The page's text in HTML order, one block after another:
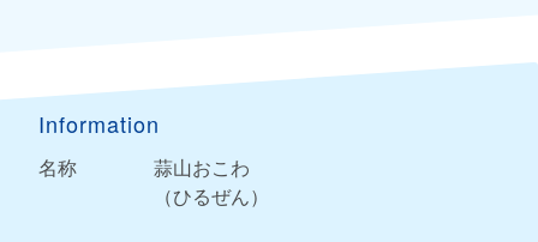
Information
名称
蒜山おこわ
（ひるぜん）